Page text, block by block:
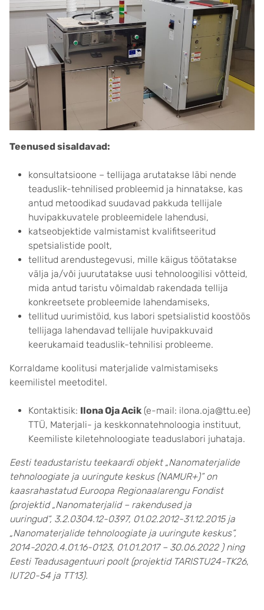
Teenused sisaldavad:
konsultatsioone – tellijaga arutatakse läbi nende
teaduslik-tehnilised probleemid ja hinnatakse, kas
antud metoodikad suudavad pakkuda tellijale
huvipakkuvatele probleemidele lahendusi,
katseobjektide valmistamist kvalifitseeritud
spetsialistide poolt,
tellitud arendustegevusi, mille käigus töötatakse
välja ja/või juurutatakse uusi tehnoloogilisi võtteid,
mida antud taristu võimaldab rakendada tellija
konkreetsete probleemide lahendamiseks,
tellitud uurimistöid, kus labori spetsialistid koostöös
tellijaga lahendavad tellijale huvipakkuvaid
keerukamaid teaduslik-tehnilisi probleeme.
Korraldame koolitusi materjalide valmistamiseks
keemilistel meetoditel.
Kontaktisik: Ilona Oja Acik (e-mail: ilona.oja@ttu.ee)
TTÜ, Materjali- ja keskkonnatehnoloogia instituut,
Keemiliste kiletehnoloogiate teaduslabori juhataja.
Eesti teadustaristu teekaardi objekt „Nanomaterjalide
tehnoloogiate ja uuringute keskus (NAMUR+)” on
kaasrahastatud Euroopa Regionaalarengu Fondist
(projektid „Nanomaterjalid – rakendused ja
uuringud“, 3.2.0304.12-0397, 01.02.2012-31.12.2015 ja
„Nanomaterjalide tehnoloogiate ja uuringute keskus”,
2014-2020.4.01.16-0123, 01.01.2017 – 30.06.2022 ) ning
Eesti Teadusagentuuri poolt (projektid TARISTU24-TK26,
IUT20-54 ja TT13).